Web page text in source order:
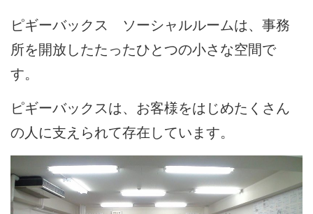
ピギーバックス ソーシャルルームは、事務
所を開放したたったひとつの小さな空間で
す。
ピギーバックスは、お客様をはじめたくさん
の人に支えられて存在しています。